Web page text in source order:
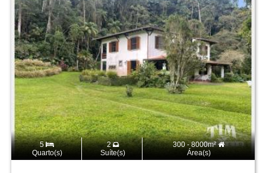
5
Quarto(s)
2
Suíte(s)
300 - 8000m²
Área(s)